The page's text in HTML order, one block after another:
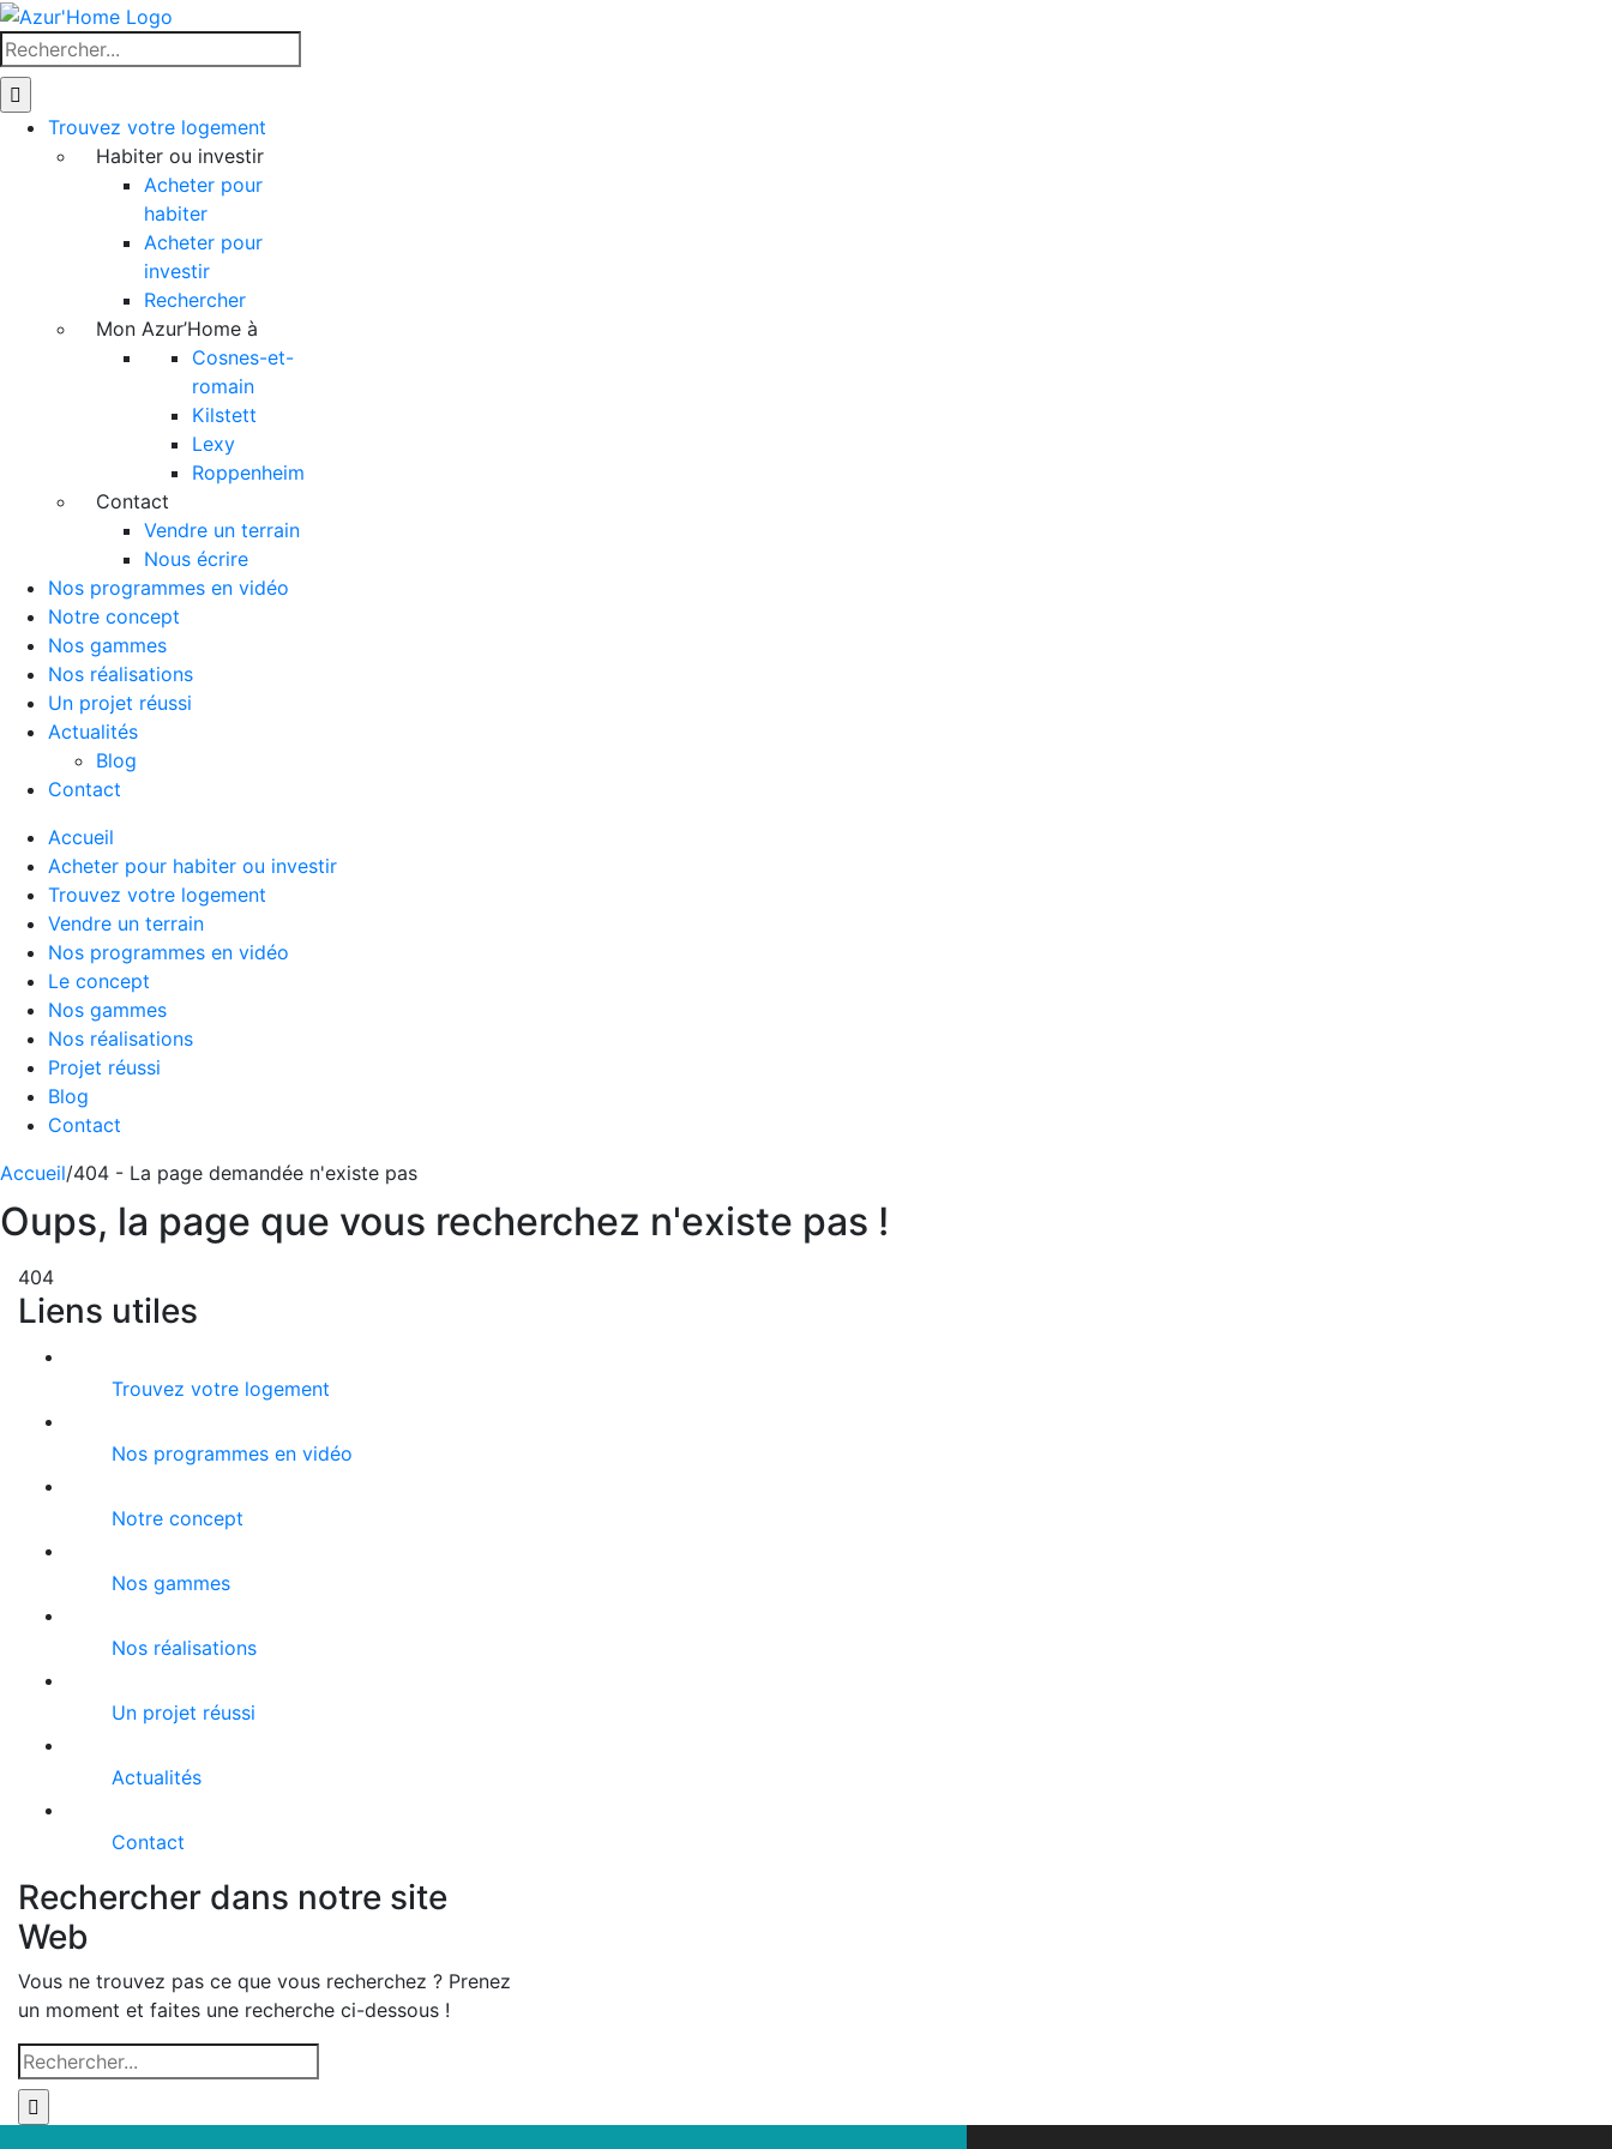
Skip
to
content
Rechercher
Trouvez votre logement
Habiter ou investir
Acheter pour
habiter
Acheter pour
investir
Rechercher
Mon Azur’Home à
Cosnes-et-
romain
Kilstett
Lexy
Roppenheim
Contact
Vendre un terrain
Nous écrire
Nos programmes en vidéo
Notre concept
Nos gammes
Nos réalisations
Un projet réussi
Actualités
Blog
Contact
Accueil
Acheter pour habiter ou investir
Trouvez votre logement
Vendre un terrain
Nos programmes en vidéo
Le concept
Nos gammes
Nos réalisations
Projet réussi
Blog
Contact
Accueil/404 - La page demandée n'existe pas
Oups, la page que vous recherchez n'existe pas !
404
Liens utiles
Trouvez votre logement
Nos programmes en vidéo
Notre concept
Nos gammes
Nos réalisations
Un projet réussi
Actualités
Contact
Rechercher dans notre site
Web
Vous ne trouvez pas ce que vous recherchez ? Prenez
un moment et faites une recherche ci-dessous !
Rechercher